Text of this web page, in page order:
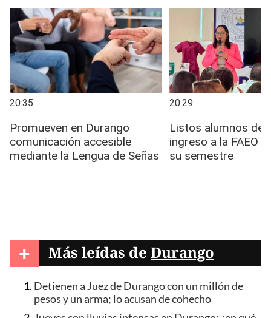
+ Más leídas de Durango
Detienen a Juez de Durango con un millón de
pesos y un arma; lo acusan de cohecho